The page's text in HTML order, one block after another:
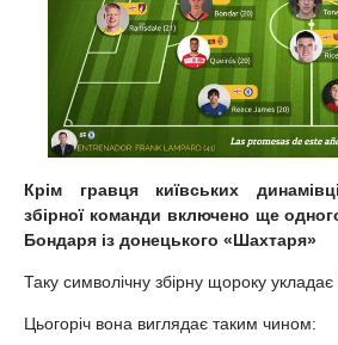
Крім гравця київських
збірної команди включено ще
Бондаря із донецького «Шахтаря»
Таку символічну збірну щороку
Цьогоріч вона виглядає таким чином: